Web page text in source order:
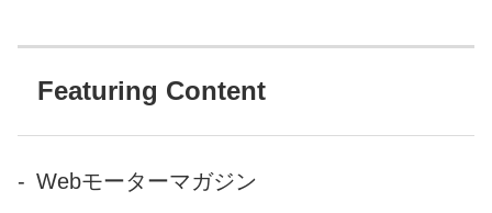
は必聴・・・！
Featuring Content
Webモーターマガジン